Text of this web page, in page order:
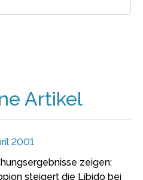
Artikel
2001
zeigen:
steigert die Libido bei